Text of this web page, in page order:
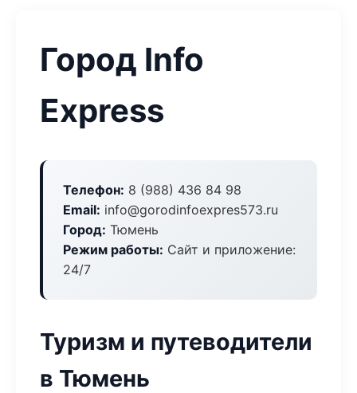
Город Info
Express
Телефон: 8 (988) 436 84 98
Email: info@gorodinfoexpres573.ru
Город: Тюмень
Режим работы: Сайт и приложение:
24/7
Туризм и путеводители
в Тюмень